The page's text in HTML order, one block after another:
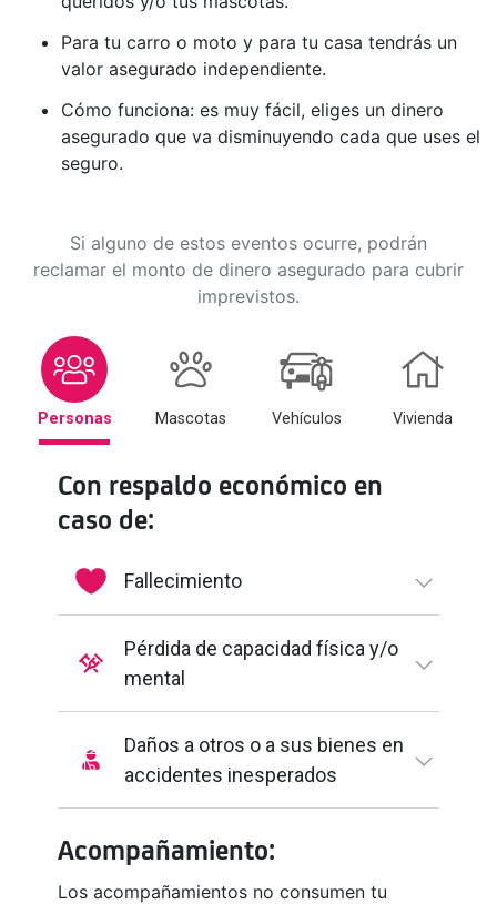
Para tu carro o moto y para tu casa tendrás un
valor asegurado independiente.
Cómo funciona: es muy fácil, eliges un dinero
asegurado que va disminuyendo cada que uses el
seguro.
Si alguno de estos eventos ocurre, podrán
reclamar el monto de dinero asegurado para cubrir
imprevistos.
Personas Mascotas Vehículos Vivienda
Con respaldo económico en
caso de:
Fallecimiento
Pérdida de capacidad física y/o
mental
Daños a otros o a sus bienes en
accidentes inesperados
Acompañamiento:
Los acompañamientos no consumen tu